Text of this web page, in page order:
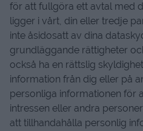
för att fullgöra ett avtal med
ligger i vårt, din eller tredje
inte åsidosatt av dina
grundläggande rättigheter
också ha en rättslig
information från dig eller på
personliga informationen för
intressen eller andra
att tillhandahålla personlig